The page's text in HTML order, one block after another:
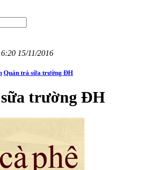
15/11/2016
Quán trà sữa trường ĐH
trường ĐH